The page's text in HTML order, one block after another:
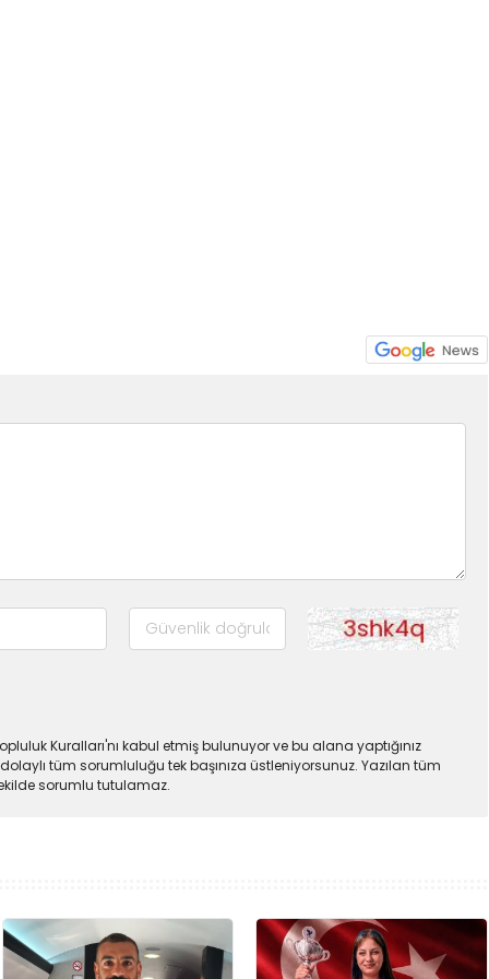
Kuralları'nı kabul etmiş bulunuyor ve bu alana yaptığınız
tüm sorumluluğu tek başınıza üstleniyorsunuz. Yazılan tüm
sorumlu tutulamaz.